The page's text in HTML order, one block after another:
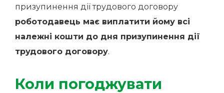
призупинення дії трудового договору
роботодавець має виплатити йому всі
належні кошти до дня призупинення дії
трудового договору.
Коли погоджувати